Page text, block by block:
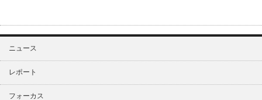
ニュース
レポート
フォーカス